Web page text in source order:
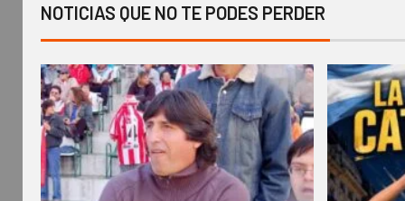
NOTICIAS QUE NO TE PODES PERDER